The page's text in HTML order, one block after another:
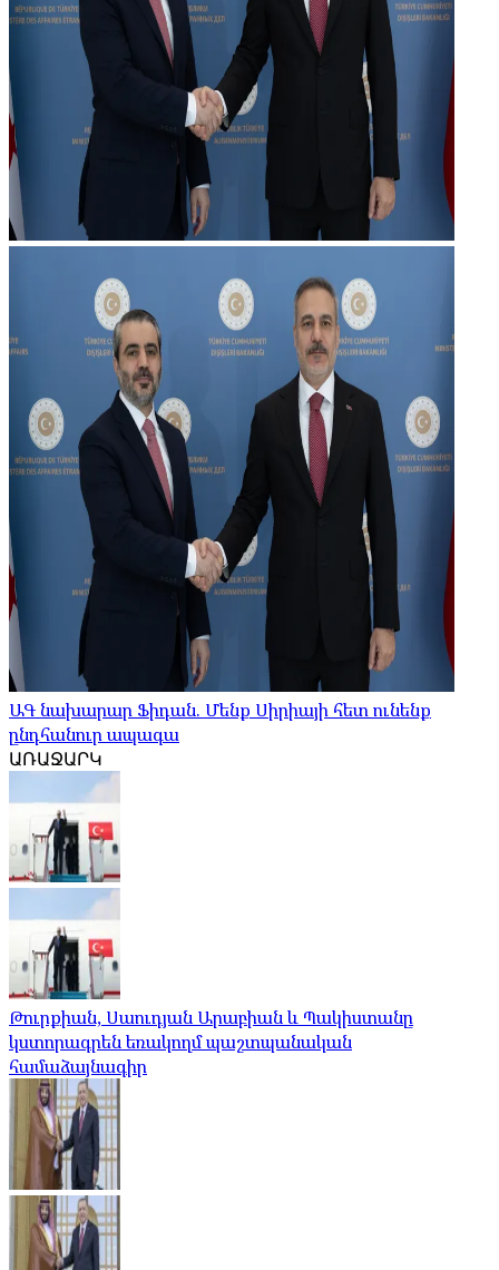
ԱԳ նախարար Ֆիդան. Մենք Սիրիայի հետ ունենք
ընդհանուր ապագա
ԱՌԱՋԱՐԿ
Թուրքիան, Սաուդյան Արաբիան և Պակիստանը
կստորագրեն եռակողմ պաշտպանական
համաձայնագիր